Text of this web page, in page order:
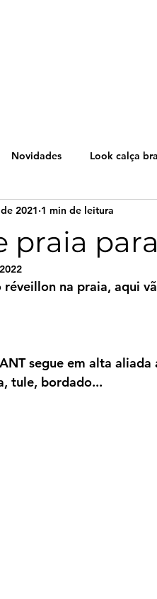
Novidades Look calça
Dicas descomplicadas
praia
2021 1 min de leitura
réveillon na praia, aqui
segue em alta
tule, bordado...